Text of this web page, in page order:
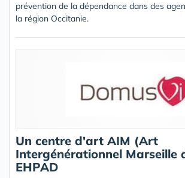
prévention de la dépendance dans des
la région Occitanie.
Un centre d'art AIM (Art
Intergénérationnel Marseille
EHPAD